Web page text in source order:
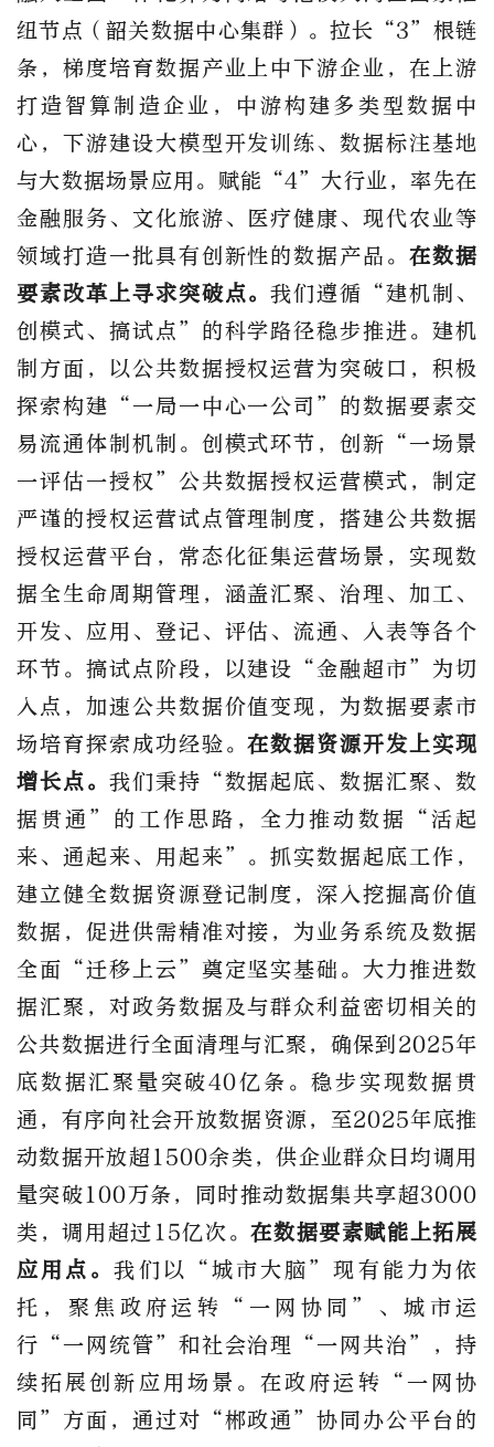
纽节点（韶关数据中心集群）。拉长“3”根链
条，梯度培育数据产业上中下游企业，在上游
打造智算制造企业，中游构建多类型数据中
心，下游建设大模型开发训练、数据标注基地
与大数据场景应用。赋能“4”大行业，率先在
金融服务、文化旅游、医疗健康、现代农业等
领域打造一批具有创新性的数据产品。在数据
要素改革上寻求突破点。我们遵循“建机制、
创模式、搞试点”的科学路径稳步推进。建机
制方面，以公共数据授权运营为突破口，积极
探索构建“一局一中心一公司”的数据要素交
易流通体制机制。创模式环节，创新“一场景
一评估一授权”公共数据授权运营模式，制定
严谨的授权运营试点管理制度，搭建公共数据
授权运营平台，常态化征集运营场景，实现数
据全生命周期管理，涵盖汇聚、治理、加工、
开发、应用、登记、评估、流通、入表等各个
环节。搞试点阶段，以建设“金融超市”为切
入点，加速公共数据价值变现，为数据要素市
场培育探索成功经验。在数据资源开发上实现
增长点。 我们秉持“数据起底、数据汇聚、数
据贯通”的工作思路，全力推动数据“活起
来、通起来、用起来”。抓实数据起底工作，
建立健全数据资源登记制度，深入挖掘高价值
数据，促进供需精准对接，为业务系统及数据
全面“迁移上云”奠定坚实基础。大力推进数
据汇聚，对政务数据及与群众利益密切相关的
公共数据进行全面清理与汇聚，确保到2025年
底数据汇聚量突破40亿条。稳步实现数据贯
通，有序向社会开放数据资源，至2025年底推
动数据开放超1500余类，供企业群众日均调用
量突破100万条，同时推动数据集共享超3000
类，调用超过15亿次。在数据要素赋能上拓展
应用点。我们以“城市大脑”现有能力为依
托，聚焦政府运转“一网协同”、城市运
行“一网统管”和社会治理“一网共治”，持
续拓展创新应用场景。在政府运转“一网协
同”方面，通过对“郴政通”协同办公平台的